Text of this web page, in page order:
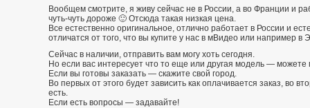
Вообщем смотрите, я живу сейчас не в России, а во Франции и
чуть-чуть дороже 🙂 Отсюда такая низкая цена.
Все естественно оригинальное, отлично работает в России и
отличатся от того, что вы купите у нас в мВидео или например в
Сейчас в наличии, отправить вам могу хоть сегодня.
Но если вас интересует что то еще или другая модель —
Если вы готовы заказать — скажите свой город.
Во первых от этого будет зависить как оплачивается заказ, во
есть.
Если есть вопросы — задавайте!